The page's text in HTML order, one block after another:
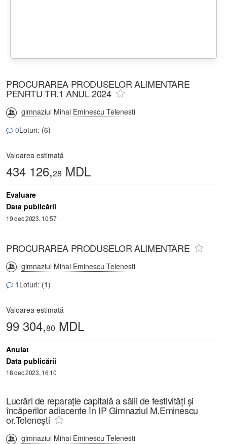
PROCURAREA PRODUSELOR ALIMENTARE
PENRTU TR.1 ANUL 2024
gimnaziul Mihai Eminescu Telenesti
0Loturi: (6)
Valoarea estimată
434 126,28 MDL
Evaluare
Data publicării
19 dec 2023, 10:57
PROCURAREA PRODUSELOR ALIMENTARE
gimnaziul Mihai Eminescu Telenesti
1 Loturi: (1)
Valoarea estimată
99 304,80 MDL
Anulat
Data publicării
18 dec 2023, 16:10
Lucrări de reparație capitală a sălii de festivități și
încăperilor adiacente în IP Gimnaziul M.Eminescu
or.Telenești
gimnaziul Mihai Eminescu Telenesti